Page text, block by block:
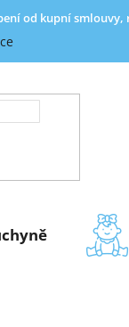
od kupní smlouvy,